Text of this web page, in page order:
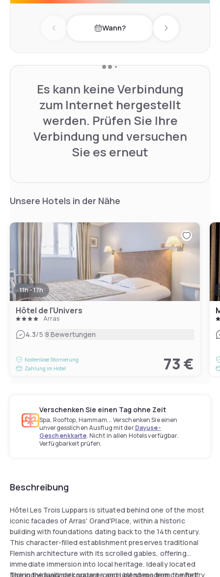
Previous day Wann? Next day
Es kann keine Verbindung
zum Internet hergestellt
werden. Prüfen Sie Ihre
Verbindung und versuchen
Sie es erneut
Unsere Hotels in der Nähe
11h - 17h
Hôtel de l'Univers
Arras
4.3/5|8 Bewertungen
Kostenlose Stornierung
Zahlung im Hotel
73 €
Verschenken Sie einen Tag ohne Zeit
Spa, Rooftop, Hammam... Verschenken Sie einen
unvergesslichen Ausflug mit derDayuse-
Geschenkkarte. Nicht in allen Hotels verfügbar.
Verfügbarkeit prüfen.
Beschreibung
Hôtel Les Trois Luppars is situated behind one of the most
iconic facades of Arras' Grand'Place, within a historic
building with foundations dating back to the 14th century.
This character-filled establishment preserves traditional
Flemish architecture with its scrolled gables, offering
immediate immersion into local heritage. Ideally located
facing the landmark squares and just steps from the Belfry,
The individually decorated rooms blend modern comfort